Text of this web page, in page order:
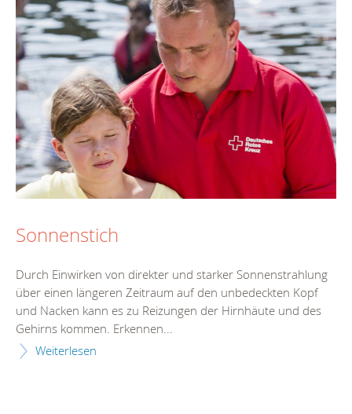
Sonnenstich
Durch Einwirken von direkter und starker Sonnenstrahlung
über einen längeren Zeitraum auf den unbedeckten Kopf
und Nacken kann es zu Reizungen der Hirnhäute und des
Gehirns kommen. Erkennen...
Weiterlesen